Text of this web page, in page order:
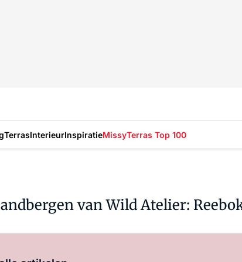
TerrasInterieurInspiratieMissyTerras Top 100
van Wild Atelier: